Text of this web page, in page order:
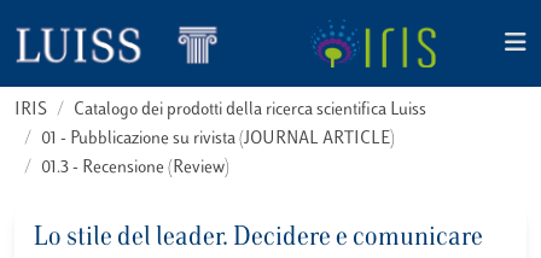
IRIS
Catalogo dei prodotti della ricerca scientifica Luiss
01 - Pubblicazione su rivista (JOURNAL ARTICLE)
01.3 - Recensione (Review)
Lo stile del leader. Decidere e comunicare